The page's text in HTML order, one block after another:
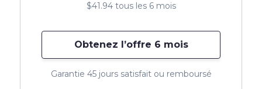
$41.94 tous les 6 mois
Obtenez l’offre 6 mois
Garantie 45 jours satisfait ou remboursé